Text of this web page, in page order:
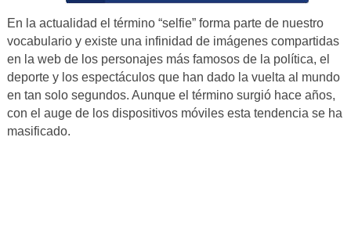
En la actualidad el término “selfie” forma parte de nuestro
vocabulario y existe una infinidad de imágenes compartidas
en la web de los personajes más famosos de la política, el
deporte y los espectáculos que han dado la vuelta al mundo
en tan solo segundos. Aunque el término surgió hace años,
con el auge de los dispositivos móviles esta tendencia se ha
masificado.